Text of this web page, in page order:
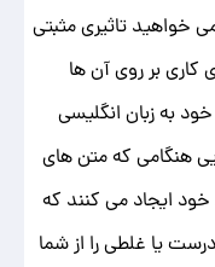
خواهید تاثیری مثبتی
کاری بر روی آن ها
به زبان انگلیسی
هنگامی که متن های
خود ایجاد می کنند که
یا غلطی را از شما